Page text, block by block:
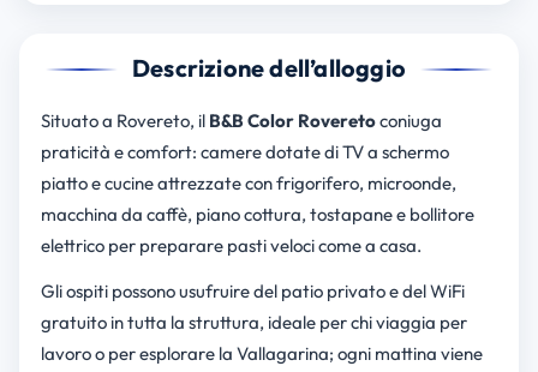
Descrizione dell’alloggio
Situato a Rovereto, il B&B Color Roveretoconiuga
praticità e comfort: camere dotate di TV a schermo
piatto e cucine attrezzate con frigorifero, microonde,
macchina da caffè, piano cottura, tostapane e bollitore
elettrico per preparare pasti veloci come a casa.
Gli ospiti possono usufruire del patio privato e del WiFi
gratuito in tutta la struttura, ideale per chi viaggia per
lavoro o per esplorare la Vallagarina; ogni mattina viene